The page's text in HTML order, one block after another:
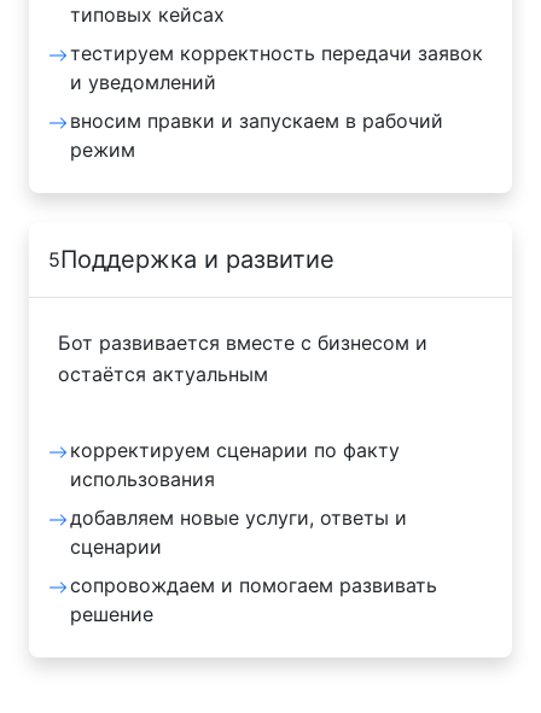
типовых кейсах
тестируем корректность передачи заявок
и уведомлений
вносим правки и запускаем в рабочий
режим
5Поддержка и развитие
Бот развивается вместе с бизнесом и
остаётся актуальным
корректируем сценарии по факту
использования
добавляем новые услуги, ответы и
сценарии
сопровождаем и помогаем развивать
решение